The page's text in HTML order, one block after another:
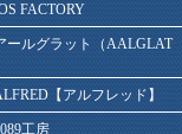
FACTORY
ールグラット（AALGLAT
【アルフレッド】
工房